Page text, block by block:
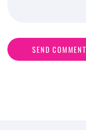
SEND COMMENT